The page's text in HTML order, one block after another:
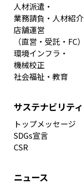
人材派遣・
業務請負・人材紹介
店舗運営
（直営・受託・FC）
環境インフラ・
機械校正
社会福祉・教育
サステナビリティ
トップメッセージ
SDGs宣言
CSR
ニュース